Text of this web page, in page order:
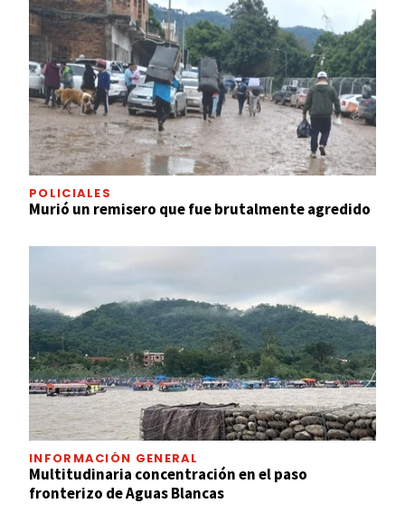
POLICIALES
Murió un remisero que fue brutalmente agredido
INFORMACIÓN GENERAL
Multitudinaria concentración en el paso
fronterizo de Aguas Blancas